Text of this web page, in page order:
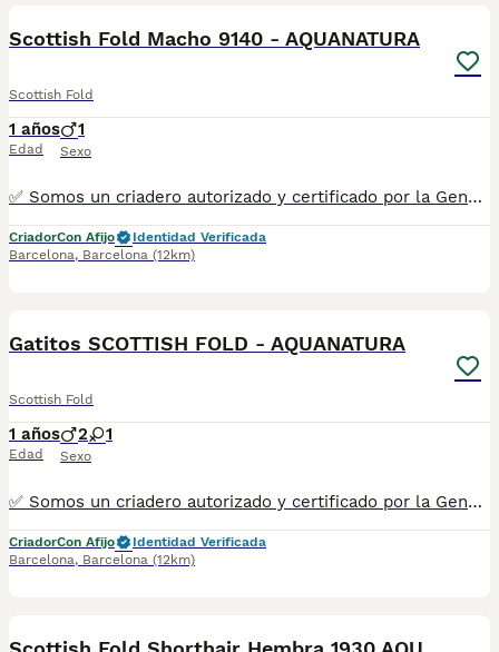
Scottish Fold Macho 9140 - AQUANATURA
Scottish Fold
1 años
Edad
1
Sexo
✅ Somos un criadero autorizado y certificado por la Generalitat de Catalunya. ☎️ 933095977 📱 685878504 💻 www.aquanatura.es 🚙 Hacemos envíos Se entregan con la mayoría de sus vacunas, desparasitados interna y externamente, con microchip y su registro, cartilla sanitaria y contrato de garantías, bajo la supervisión de nuestro equipo veterinario.
CriadorCon Afijo
Identidad Verificada
Barcelona, Barcelona (12km)
Gatitos SCOTTISH FOLD - AQUANATURA
Scottish Fold
1 años
Edad
2 1
Sexo
✅ Somos un criadero autorizado y certificado por la Generalitat de Catalunya. ☎️ ****** 📱 ****** 💻 www.aquanatura.es 🚙 Hacemos envíos 📌 Calle Roger de Flor 45, muy cerca del Arc de Triomf de Barcelona, de Lunes a Sábados, desde las 10h hasta las 21:00h. Se entregan con la mayoría de sus vacunas, desparasitados interna y externamente, con microchip y su registro, cartilla sanitaria y contrato de garantías, bajo la supervisión de nuestro equipo veterinario.
CriadorCon Afijo
Identidad Verificada
Barcelona, Barcelona (12km)